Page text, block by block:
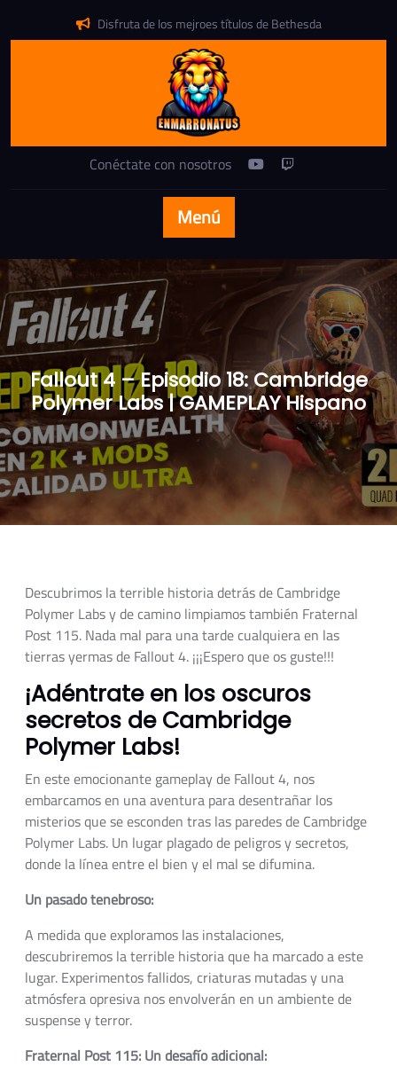
Disfruta de los mejroes títulos de Bethesda
Conéctate con nosotros
Menú
Fallout 4 – Episodio 18: Cambridge
Polymer Labs | GAMEPLAY Hispano
Descubrimos la terrible historia detrás de Cambridge
Polymer Labs y de camino limpiamos también Fraternal
Post 115. Nada mal para una tarde cualquiera en las
tierras yermas de Fallout 4. ¡¡¡Espero que os guste!!!
¡Adéntrate en los oscuros
secretos de Cambridge
Polymer Labs!
En este emocionante gameplay de Fallout 4, nos
embarcamos en una aventura para desentrañar los
misterios que se esconden tras las paredes de Cambridge
Polymer Labs. Un lugar plagado de peligros y secretos,
donde la línea entre el bien y el mal se difumina.
Un pasado tenebroso:
A medida que exploramos las instalaciones,
descubriremos la terrible historia que ha marcado a este
lugar. Experimentos fallidos, criaturas mutadas y una
atmósfera opresiva nos envolverán en un ambiente de
suspense y terror.
Fraternal Post 115: Un desafío adicional: